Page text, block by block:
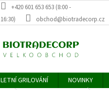
+420 601 653 653 (8:00 -
16:30)
obchod@biotradecorp.cz
LETNÍ GRILOVÁNÍ NOVINKY